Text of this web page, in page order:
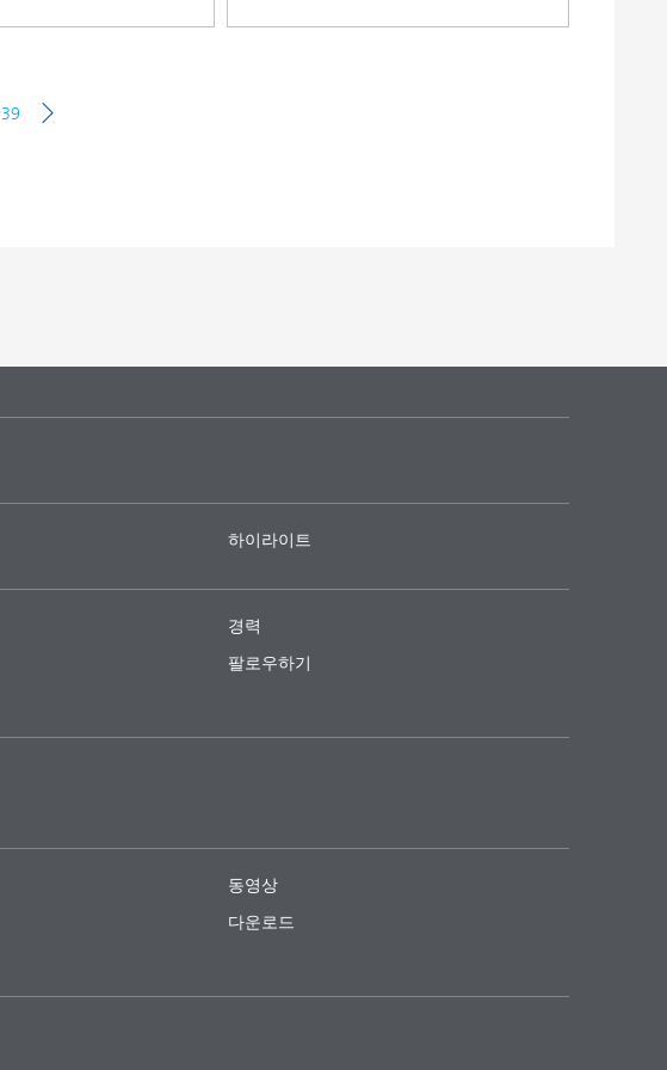
39
하이라이트
경력
팔로우하기
동영상
다운로드